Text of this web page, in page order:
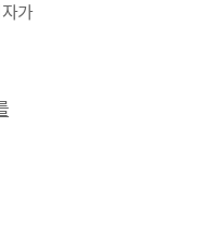
가